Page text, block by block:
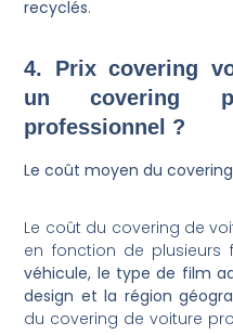
recyclés.
4. Prix covering
un covering
professionnel ?
Le coût moyen du
Le coût du covering de
en fonction de plusieurs
véhicule, le type de film
design et la région
du covering de voiture